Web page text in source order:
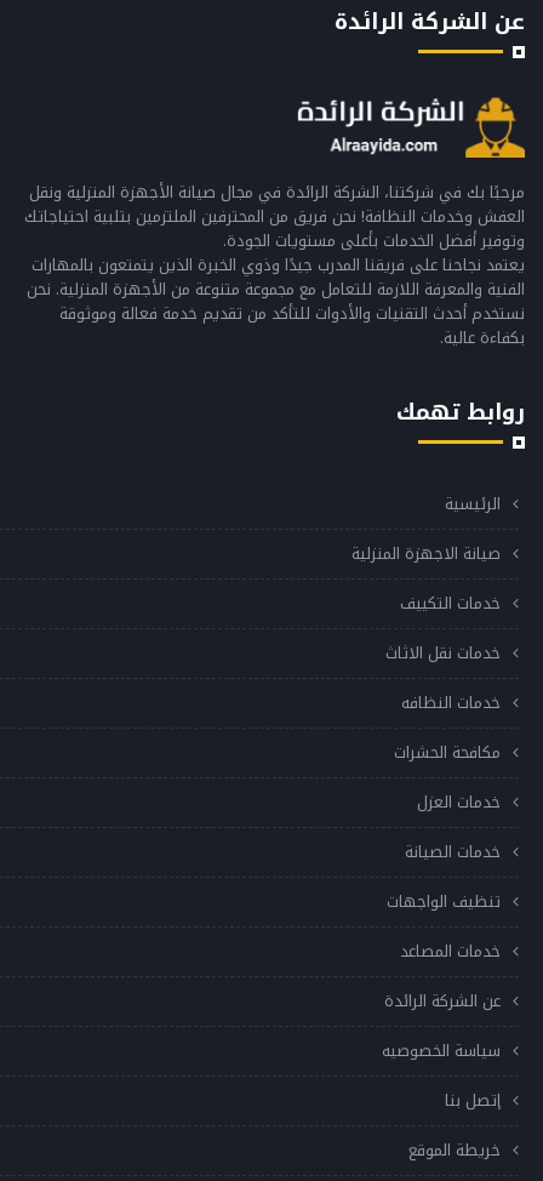
عن الشركة الرائدة
مرحبًا بك في شركتنا، الشركة الرائدة في مجال صيانة الأجهزة المنزلية ونقل
العفش وخدمات النظافة! نحن فريق من المحترفين الملتزمين بتلبية احتياجاتك
وتوفير أفضل الخدمات بأعلى مستويات الجودة.
يعتمد نجاحنا على فريقنا المدرب جيدًا وذوي الخبرة الذين يتمتعون بالمهارات
الفنية والمعرفة اللازمة للتعامل مع مجموعة متنوعة من الأجهزة المنزلية. نحن
نستخدم أحدث التقنيات والأدوات للتأكد من تقديم خدمة فعالة وموثوقة
بكفاءة عالية.
روابط تهمك
الرئيسية
صيانة الاجهزة المنزلية
خدمات التكييف
خدمات نقل الاثاث
خدمات النظافه
مكافحة الحشرات
خدمات العزل
خدمات الصيانة
تنظيف الواجهات
خدمات المصاعد
عن الشركة الرائدة
سياسة الخصوصيه
إتصل بنا
خريطة الموقع